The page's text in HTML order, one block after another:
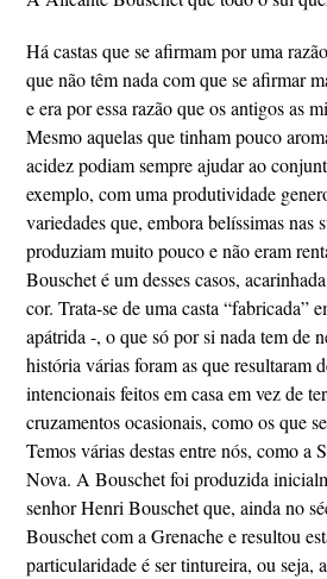
Há castas que se afirmam por uma
que não têm nada com que se afirmar
e era por essa razão que os antigos as
Mesmo aquelas que tinham pouco
acidez podiam sempre ajudar ao
exemplo, com uma produtividade
variedades que, embora belíssimas nas
produziam muito pouco e não eram
Bouschet é um desses casos,
cor. Trata-se de uma casta “fabricada”
apátrida -, o que só por si nada tem de
história várias foram as que resultaram
intencionais feitos em casa em vez de
cruzamentos ocasionais, como os que
Temos várias destas entre nós, como a
Nova. A Bouschet foi produzida
senhor Henri Bouschet que, ainda no
Bouschet com a Grenache e resultou
particularidade é ser tintureira, ou seja,